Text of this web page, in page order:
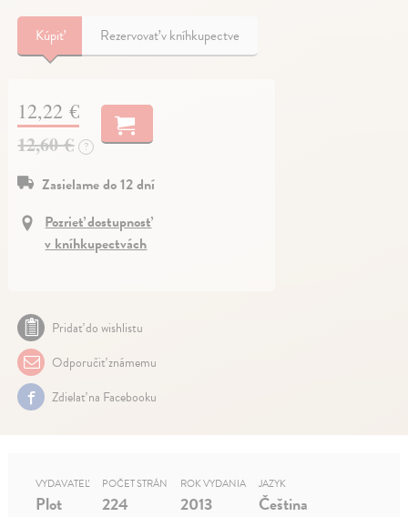
Kúpiť Rezervovať v kníhkupectve
12,22 €
12,60 € ?
Zasielame do 12 dní
Pozrieť dostupnosť
v kníhkupectvách
Pridať do wishlistu
Odporučiť známemu
Zdielať na Facebooku
VYDAVATEĽ
Plot
POČET STRÁN
224
ROK VYDANIA
2013
JAZYK
Čeština